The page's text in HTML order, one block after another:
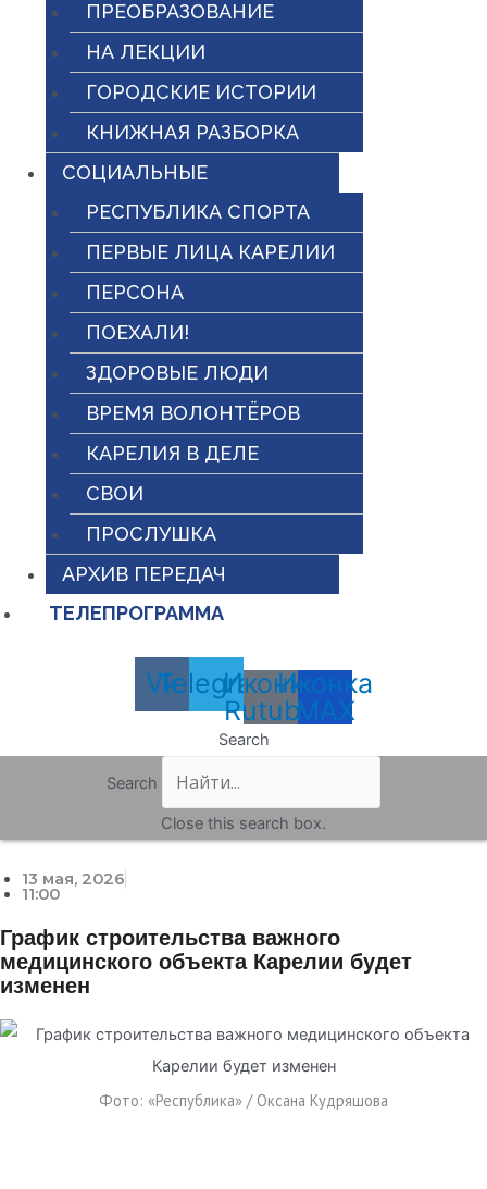
ПРЕОБРАЗОВАНИЕ
НА ЛЕКЦИИ
ГОРОДСКИЕ ИСТОРИИ
КНИЖНАЯ РАЗБОРКА
СОЦИАЛЬНЫЕ
РЕСПУБЛИКА СПОРТА
ПЕРВЫЕ ЛИЦА КАРЕЛИИ
ПЕРСОНА
ПОЕХАЛИ!
ЗДОРОВЫЕ ЛЮДИ
ВРЕМЯ ВОЛОНТЁРОВ
КАРЕЛИЯ В ДЕЛЕ
СВОИ
ПРОСЛУШКА
АРХИВ ПЕРЕДАЧ
ТЕЛЕПРОГРАММА
Vk
Telegram
Иконка
Rutube
Иконка
MAX
Search
Search
Close this search box.
13 мая, 2026
11:00
График строительства важного
медицинского объекта Карелии будет
изменен
Фото: «Республика» / Оксана Кудряшова